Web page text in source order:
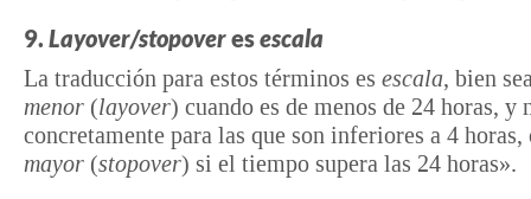
9. Layover/stopoveresescala
La traducción para estos términos es escala, bien
menor (layover) cuando es de menos de 24 horas, y
concretamente para las que son inferiores a 4
mayor (stopover) si el tiempo supera las 24 horas».